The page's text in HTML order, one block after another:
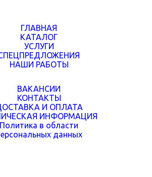
ГЛАВНАЯ
КАТАЛОГ
УСЛУГИ
НАШИ РАБОТЫ
ВАКАНСИИ
КОНТАКТЫ
И ОПЛАТА
ИНФОРМАЦИЯ
Политика в области
данных